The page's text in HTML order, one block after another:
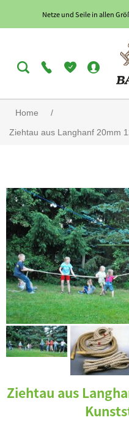
Netze und Seile in allen
Home
/
Ziehtau aus Langhanf 20mm
Ziehtau aus